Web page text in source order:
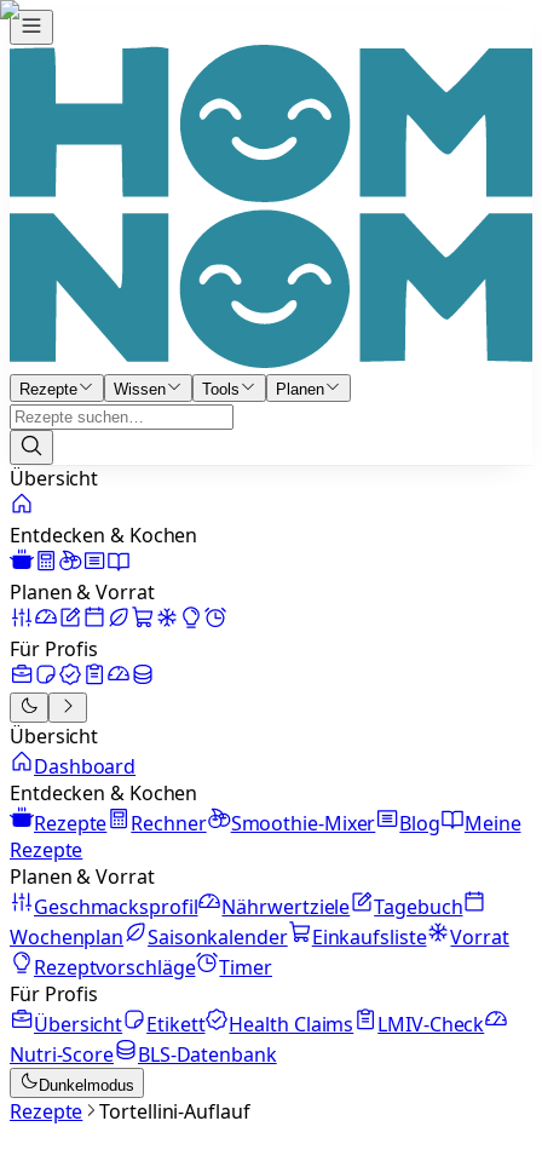
Rezepte Wissen Tools Planen
Übersicht
Entdecken & Kochen
Planen & Vorrat
Für Profis
Übersicht
Dashboard
Entdecken & Kochen
Rezepte
Rechner Smoothie-Mixer Blog
Meine
Rezepte
Planen & Vorrat
Geschmacksprofil
Nährwertziele
Tagebuch
Wochenplan
Saisonkalender Einkaufsliste
Vorrat
Rezeptvorschläge
Timer
Für Profis
Übersicht
Etikett Health Claims
LMIV-Check
Nutri-Score
BLS-Datenbank
Dunkelmodus
Rezepte Tortellini-Auflauf